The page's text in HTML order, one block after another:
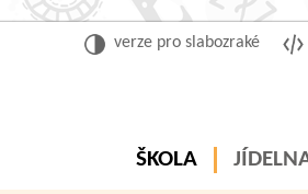
verze pro slabozraké
ŠKOLA